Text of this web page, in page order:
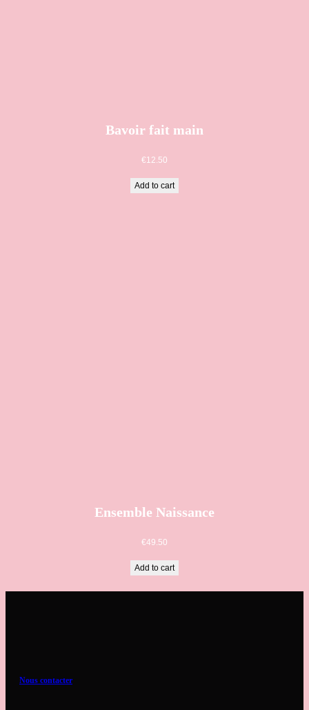
Bavoir fait main
€12.50
Add to cart
Ensemble Naissance
€49.50
Add to cart
Nous contacter